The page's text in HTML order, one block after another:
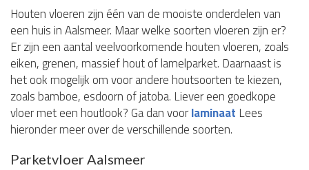
Houten vloeren zijn één van de mooiste onderdelen van
een huis in Aalsmeer. Maar welke soorten vloeren zijn er?
Er zijn een aantal veelvoorkomende houten vloeren, zoals
eiken, grenen, massief hout of lamelparket. Daarnaast is
het ook mogelijk om voor andere houtsoorten te kiezen,
zoals bamboe, esdoorn of jatoba. Liever een goedkope
vloer met een houtlook? Ga dan voorlaminaat Lees
hieronder meer over de verschillende soorten.
Parketvloer Aalsmeer